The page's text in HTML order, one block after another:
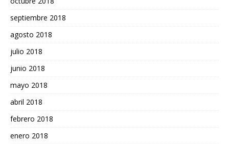
septiembre 2018
agosto 2018
julio 2018
junio 2018
mayo 2018
abril 2018
febrero 2018
enero 2018